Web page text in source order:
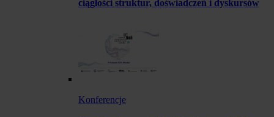
ciągłości struktur, doświadczeń i dyskursów
Konferencje